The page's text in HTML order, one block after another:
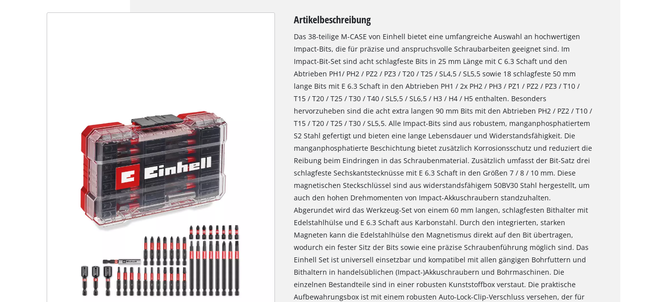
Artikelbeschreibung
Das 38-teilige M-CASE von Einhell bietet eine umfangreiche Auswahl an hochwertigen
Impact-Bits, die für präzise und anspruchsvolle Schraubarbeiten geeignet sind. Im
Impact-Bit-Set sind acht schlagfeste Bits in 25 mm Länge mit C 6.3 Schaft und den
Abtrieben PH1/ PH2 / PZ2 / PZ3 / T20 / T25 / SL4,5 / SL5,5 sowie 18 schlagfeste 50 mm
lange Bits mit E 6.3 Schaft in den Abtrieben PH1 / 2x PH2 / PH3 / PZ1 / PZ2 / PZ3 / T10 /
T15 / T20 / T25 / T30 / T40 / SL5,5 / SL6,5 / H3 / H4 / H5 enthalten. Besonders
hervorzuheben sind die acht extra langen 90 mm Bits mit den Abtrieben PH2 / PZ2 / T10 /
T15 / T20 / T25 / T30 / SL5,5. Alle Impact-Bits sind aus robustem, manganphosphatiertem
S2 Stahl gefertigt und bieten eine lange Lebensdauer und Widerstandsfähigkeit. Die
manganphosphatierte Beschichtung bietet zusätzlich Korrosionsschutz und reduziert die
Reibung beim Eindringen in das Schraubenmaterial. Zusätzlich umfasst der Bit-Satz drei
schlagfeste Sechskantstecknüsse mit E 6.3 Schaft in den Größen 7 / 8 / 10 mm. Diese
magnetischen Steckschlüssel sind aus widerstandsfähigem 50BV30 Stahl hergestellt, um
auch den hohen Drehmomenten von Impact-Akkuschraubern standzuhalten.
Abgerundet wird das Werkzeug-Set von einem 60 mm langen, schlagfesten Bithalter mit
Edelstahlhülse und E 6.3 Schaft aus Karbonstahl. Durch den integrierten, starken
Magneten kann die Edelstahlhülse den Magnetismus direkt auf den Bit übertragen,
wodurch ein fester Sitz der Bits sowie eine präzise Schraubenführung möglich sind. Das
Einhell Set ist universell einsetzbar und kompatibel mit allen gängigen Bohrfuttern und
Bithaltern in handelsüblichen (Impact-)Akkuschraubern und Bohrmaschinen. Die
einzelnen Bestandteile sind in einer robusten Kunststoffbox verstaut. Die praktische
Aufbewahrungsbox ist mit einem robusten Auto-Lock-Clip-Verschluss versehen, der für